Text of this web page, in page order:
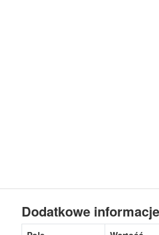
Dodatkowe informacje